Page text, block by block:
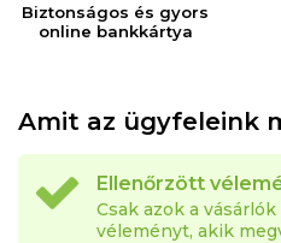
Biztonságos és gyors
online bankkártya
Amit az ügyfeleink
Ellenőrzött
Csak azok a
véleményt, akik